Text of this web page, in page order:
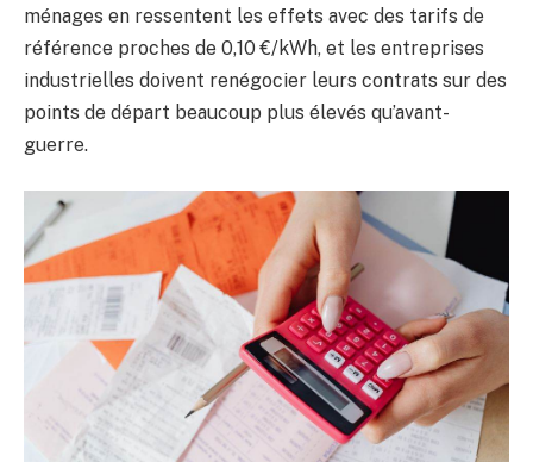
ménages en ressentent les effets avec des tarifs de
référence proches de 0,10 €/kWh, et les entreprises
industrielles doivent renégocier leurs contrats sur des
points de départ beaucoup plus élevés qu’avant-
guerre.